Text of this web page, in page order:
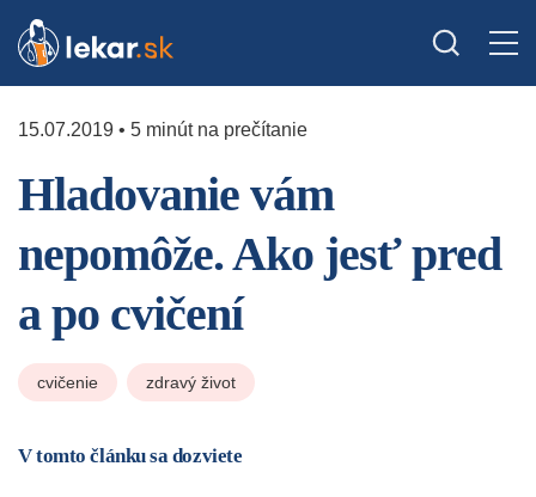
15.07.2019 • 5 minút na prečítanie
Hladovanie vám
nepomôže. Ako jesť pred
a po cvičení
cvičenie zdravý život
V tomto článku sa dozviete